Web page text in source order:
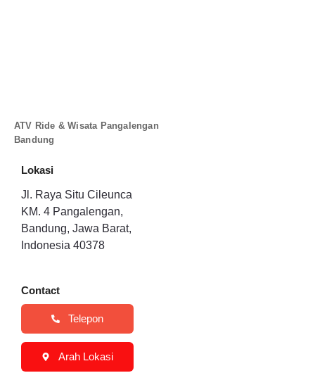
ATV Ride & Wisata Pangalengan
Bandung
Lokasi
Jl. Raya Situ Cileunca
KM. 4 Pangalengan,
Bandung, Jawa Barat,
Indonesia 40378
Contact
Telepon
Arah Lokasi